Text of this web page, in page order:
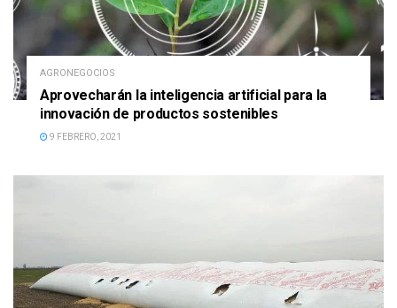
AGRONEGOCIOS
Aprovecharán la inteligencia artificial para la
innovación de productos sostenibles
9 FEBRERO, 2021